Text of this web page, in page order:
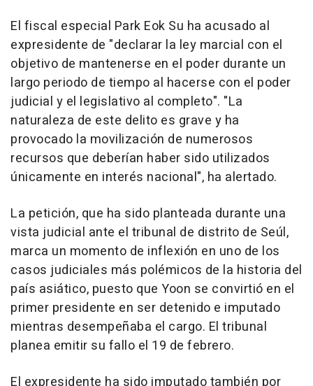
El fiscal especial Park Eok Su ha acusado al
expresidente de "declarar la ley marcial con el
objetivo de mantenerse en el poder durante un
largo periodo de tiempo al hacerse con el poder
judicial y el legislativo al completo". "La
naturaleza de este delito es grave y ha
provocado la movilización de numerosos
recursos que deberían haber sido utilizados
únicamente en interés nacional", ha alertado.
La petición, que ha sido planteada durante una
vista judicial ante el tribunal de distrito de Seúl,
marca un momento de inflexión en uno de los
casos judiciales más polémicos de la historia del
país asiático, puesto que Yoon se convirtió en el
primer presidente en ser detenido e imputado
mientras desempeñaba el cargo. El tribunal
planea emitir su fallo el 19 de febrero.
El expresidente ha sido imputado también por